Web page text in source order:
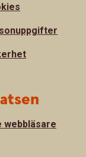
webbläsare